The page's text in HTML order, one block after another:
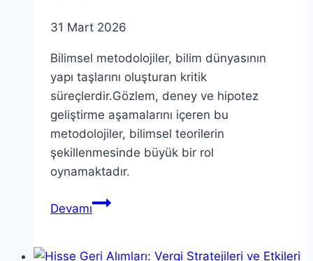
31 Mart 2026
Bilimsel metodolojiler, bilim dünyasının
yapı taşlarını oluşturan kritik
süreçlerdir.Gözlem, deney ve hipotez
geliştirme aşamalarını içeren bu
metodolojiler, bilimsel teorilerin
şekillenmesinde büyük bir rol
oynamaktadır.
DevamıBilimsel
Arasında